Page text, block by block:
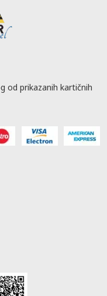
od prikazanih kartičnih